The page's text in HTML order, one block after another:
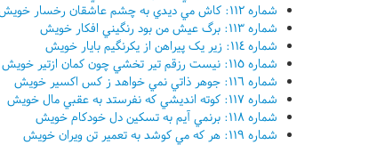
شماره ١١٢: کاش مي ديدي به چشم عاشقان رخسار خويش
شماره ١١٣: برگ عيش من بود رنگيني افکار خويش
شماره ١١٤: زير يک پيراهن از يکرنگيم بايار خويش
شماره ١١٥: نيست رزقم تير تخشي چون کمان ازتير خويش
شماره ١١٦: جوهر ذاتي نمي خواهد ز کس اکسير خويش
شماره ١١٧: کوته انديشي که نفرستد به عقبي مال خويش
شماره ١١٨: برنمي آيم به تسکين دل خودکام خويش
شماره ١١٩: هر که مي کوشد به تعمير تن ويران خويش